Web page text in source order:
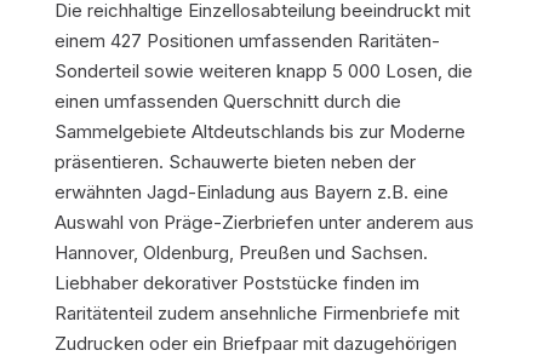
Die reichhaltige Einzellosabteilung beeindruckt mit
einem 427 Positionen umfassenden Raritäten-
Sonderteil sowie weiteren knapp 5 000 Losen, die
einen umfassenden Querschnitt durch die
Sammelgebiete Altdeutschlands bis zur Moderne
präsentieren. Schauwerte bieten neben der
erwähnten Jagd-Einladung aus Bayern z.B. eine
Auswahl von Präge-Zierbriefen unter anderem aus
Hannover, Oldenburg, Preußen und Sachsen.
Liebhaber dekorativer Poststücke finden im
Raritätenteil zudem ansehnliche Firmenbriefe mit
Zudrucken oder ein Briefpaar mit dazugehörigen